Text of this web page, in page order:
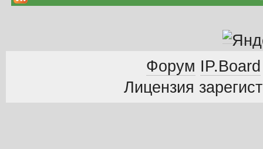
Форум IP.Board
Лицензия